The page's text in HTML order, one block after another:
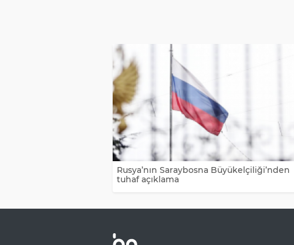
Rusya’nın Saraybosna Büyükelçiliği’nden
tuhaf açıklama